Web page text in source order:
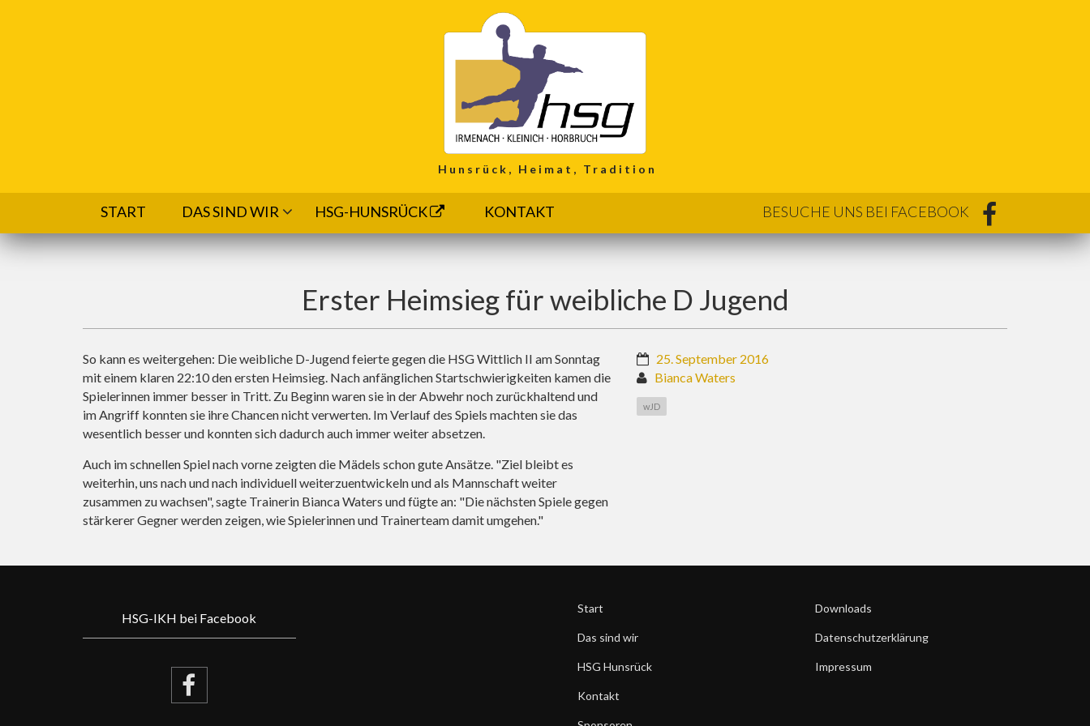
Hunsrück, Heimat, Tradition
START DAS SIND WIR HSG-HUNSRÜCK KONTAKT BESUCHE UNS BEI FACEBOOK
Erster Heimsieg für weibliche D Jugend
So kann es weitergehen: Die weibliche D-Jugend feierte gegen die HSG Wittlich II am Sonntag
mit einem klaren 22:10 den ersten Heimsieg. Nach anfänglichen Startschwierigkeiten kamen die
Spielerinnen immer besser in Tritt. Zu Beginn waren sie in der Abwehr noch zurückhaltend und
im Angriff konnten sie ihre Chancen nicht verwerten. Im Verlauf des Spiels machten sie das
wesentlich besser und konnten sich dadurch auch immer weiter absetzen.
Auch im schnellen Spiel nach vorne zeigten die Mädels schon gute Ansätze. "Ziel bleibt es
weiterhin, uns nach und nach individuell weiterzuentwickeln und als Mannschaft weiter
zusammen zu wachsen", sagte Trainerin Bianca Waters und fügte an: "Die nächsten Spiele gegen
stärkerer Gegner werden zeigen, wie Spielerinnen und Trainerteam damit umgehen."
25. September 2016
Bianca Waters
wJD
HSG-IKH bei Facebook
Start
Das sind wir
HSG Hunsrück
Kontakt
Downloads
Datenschutzerklärung
Impressum